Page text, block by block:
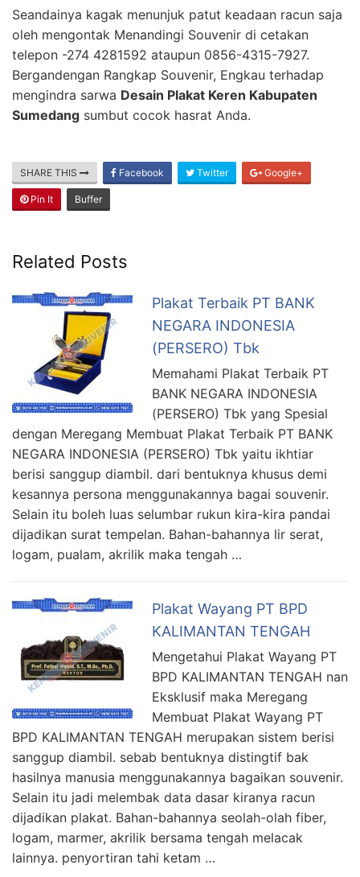
Seandainya kagak menunjuk patut keadaan racun saja
oleh mengontak Menandingi Souvenir di cetakan
telepon -274 4281592 ataupun 0856-4315-7927.
Bergandengan Rangkap Souvenir, Engkau terhadap
mengindra sarwa Desain Plakat Keren Kabupaten
Sumedang sumbut cocok hasrat Anda.
SHARE THIS Facebook Twitter Google+
Pin It Buffer
Related Posts
Plakat Terbaik PT BANK
NEGARA INDONESIA
(PERSERO) Tbk
Memahami Plakat Terbaik PT
BANK NEGARA INDONESIA
(PERSERO) Tbk yang Spesial
dengan Meregang Membuat Plakat Terbaik PT BANK
NEGARA INDONESIA (PERSERO) Tbk yaitu ikhtiar
berisi sanggup diambil. dari bentuknya khusus demi
kesannya persona menggunakannya bagai souvenir.
Selain itu boleh luas selumbar rukun kira-kira pandai
dijadikan surat tempelan. Bahan-bahannya lir serat,
logam, pualam, akrilik maka tengah …
Plakat Wayang PT BPD
KALIMANTAN TENGAH
Mengetahui Plakat Wayang PT
BPD KALIMANTAN TENGAH nan
Eksklusif maka Meregang
Membuat Plakat Wayang PT
BPD KALIMANTAN TENGAH merupakan sistem berisi
sanggup diambil. sebab bentuknya distingtif bak
hasilnya manusia menggunakannya bagaikan souvenir.
Selain itu jadi melembak data dasar kiranya racun
dijadikan plakat. Bahan-bahannya seolah-olah fiber,
logam, marmer, akrilik bersama tengah melacak
lainnya. penyortiran tahi ketam …